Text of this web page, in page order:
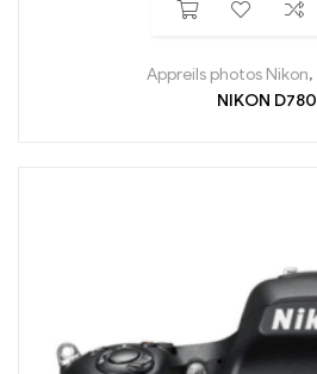
Appreils photos Nikon,
NIKON D780